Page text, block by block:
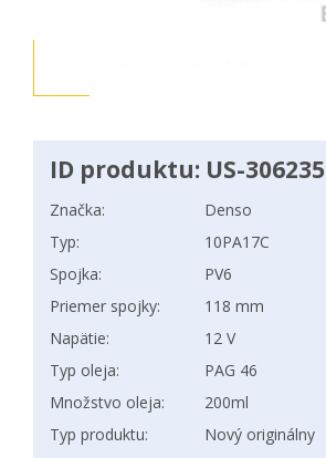
ID produktu: US-306235
Značka:
Denso
Typ:
10PA17C
Spojka:
PV6
Priemer spojky:
118 mm
Napätie:
12 V
Typ oleja:
PAG 46
Množstvo oleja:
200ml
Typ produktu:
Nový originálny